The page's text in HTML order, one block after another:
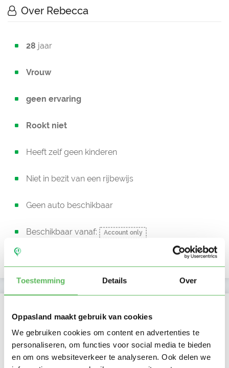
Toestemming Details Over
Oppasland maakt gebruik van cookies
We gebruiken cookies om content en advertenties te
personaliseren, om functies voor social media te bieden
en om ons websiteverkeer te analyseren. Ook delen we
Over Rebecca
28 jaar
Vrouw
geen ervaring
Rookt niet
Heeft zelf geen kinderen
Niet in bezit van een rijbewijs
Geen auto beschikbaar
Beschikbaar vanaf: Account only
Ma Wo Do Vr